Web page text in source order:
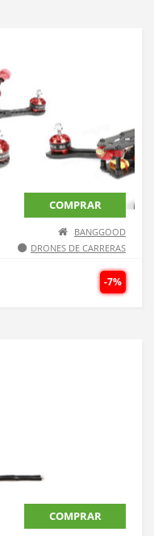
COMPRAR
BANGGOOD
DRONES DE CARRERAS
-7%
COMPRAR